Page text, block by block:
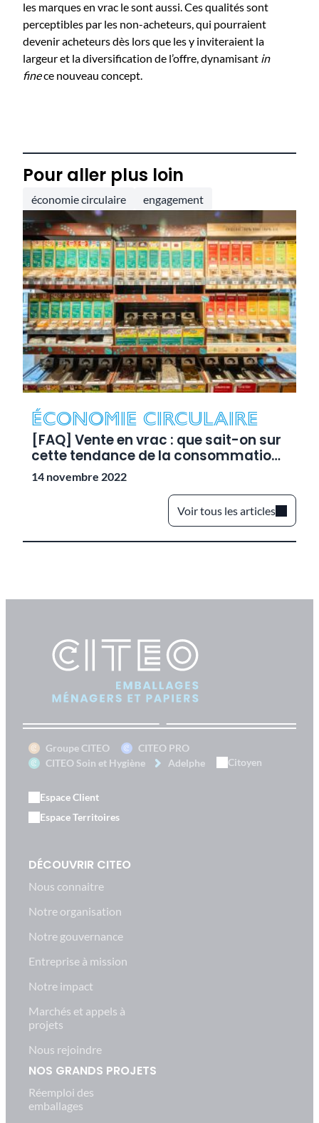
les marques en vrac le sont aussi. Ces qualités sont
perceptibles par les non-acheteurs, qui pourraient
devenir acheteurs dès lors que les y inviteraient la
largeur et la diversification de l’offre, dynamisant in
finece nouveau concept.
Pour aller plus loin
économie circulaire engagement
Économie circulaire
[FAQ] Vente en vrac : que sait-on sur
cette tendance de la consommation
responsable ?
14 novembre 2022
Voir tous les articles
Groupe CITEO
CITEO PRO
CITEO Soin et Hygiène
Adelphe Citoyen
Espace Client
Espace Territoires
DÉCOUVRIR CITEO
Nous connaitre
Notre organisation
Notre gouvernance
Entreprise à mission
Notre impact
Marchés et appels à
projets
Nous rejoindre
NOS GRANDS PROJETS
Réemploi des
emballages